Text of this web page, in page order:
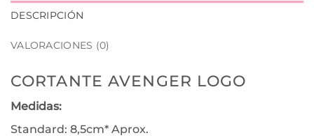
DESCRIPCIÓN
VALORACIONES (0)
CORTANTE AVENGER LOGO
Medidas:
Standard: 8,5cm* Aprox.